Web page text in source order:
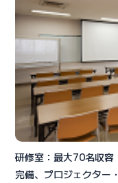
研修室：最大70名収容
完備、プロジェクター